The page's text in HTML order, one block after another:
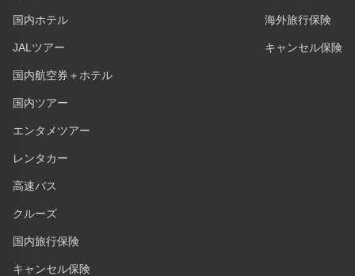
国内ホテル
JALツアー
国内航空券＋ホテル
国内ツアー
エンタメツアー
レンタカー
高速バス
クルーズ
国内旅行保険
キャンセル保険
海外旅行保険
キャンセル保険